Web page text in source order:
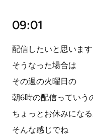
09:01
配信したいと思います
そうなった場合は
その週の火曜日の
朝6時の配信っていう
ちょっとお休みにな
そんな感じでね